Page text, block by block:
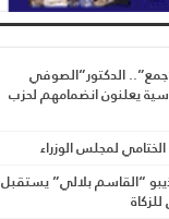
الدكتور”الصوفي
يعلنون انضمامهم لحزب
الختامي لمجلس الوزراء
“القاسم بلالي” يستقبل